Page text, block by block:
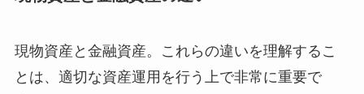
現物資産と金融資産。これらの違いを理解するこ
とは、適切な資産運用を行う上で非常に重要で